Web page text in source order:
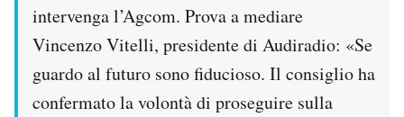
intervenga l’Agcom. Prova a mediare
Vincenzo Vitelli, presidente di Audiradio: «Se
guardo al futuro sono fiducioso. Il consiglio ha
confermato la volontà di proseguire sulla